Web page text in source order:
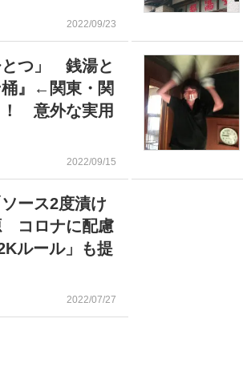
2022/09/23
とつ」 銭湯と
』←関東・関
！ 意外な実用
2022/09/15
ース2度漬け
コロナに配慮
ルール」も提
2022/07/27